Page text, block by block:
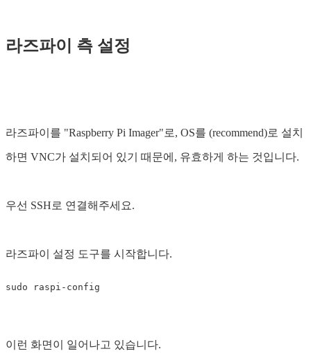
라즈파이 측 설정
라즈파이를 "Raspberry Pi Imager"로, OS를 (recommend)로 설치
하면 VNC가 설치되어 있기 때문에, 유효하게 하는 것입니다.
우선 SSH로 연결해주세요.
라즈파이 설정 도구를 시작합니다.
이런 화면이 일어나고 있습니다.